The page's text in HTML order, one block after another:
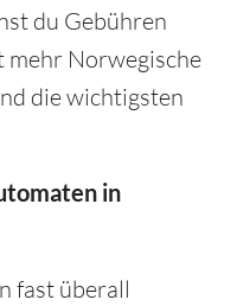
du Gebühren
mehr Norwegische
die wichtigsten
in
fast überall